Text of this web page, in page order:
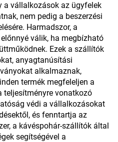
vállalkozások az ügyfelek
nem pedig a beszerzési
Harmadszor, a
válik, ha megbízható
Ezek a szállítók
anyagtanúsítási
alkalmaznak,
termék megfeleljen a
teljesítményre vonatkozó
védi a vállalkozásokat
és fenntartja az
a kávéspohár-szállítók által
segítségével a